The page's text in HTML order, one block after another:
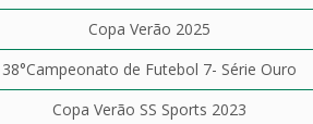
Copa Verão 2025
38°Campeonato de Futebol 7- Série Ouro
Copa Verão SS Sports 2023